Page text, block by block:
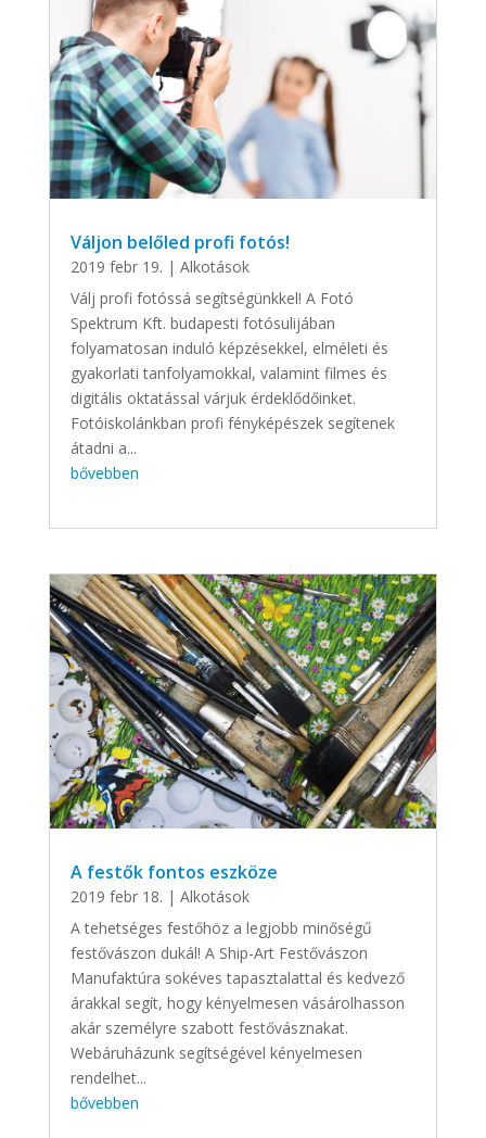
Váljon belőled profi fotós!
2019 febr 19. | Alkotások
Válj profi fotóssá segítségünkkel! A Fotó
Spektrum Kft. budapesti fotósulijában
folyamatosan induló képzésekkel, elméleti és
gyakorlati tanfolyamokkal, valamint filmes és
digitális oktatással várjuk érdeklődőinket.
Fotóiskolánkban profi fényképészek segítenek
átadni a...
bővebben
A festők fontos eszköze
2019 febr 18. | Alkotások
A tehetséges festőhöz a legjobb minőségű
festővászon dukál! A Ship-Art Festővászon
Manufaktúra sokéves tapasztalattal és kedvező
árakkal segít, hogy kényelmesen vásárolhasson
akár személyre szabott festővásznakat.
Webáruházunk segítségével kényelmesen
rendelhet...
bővebben